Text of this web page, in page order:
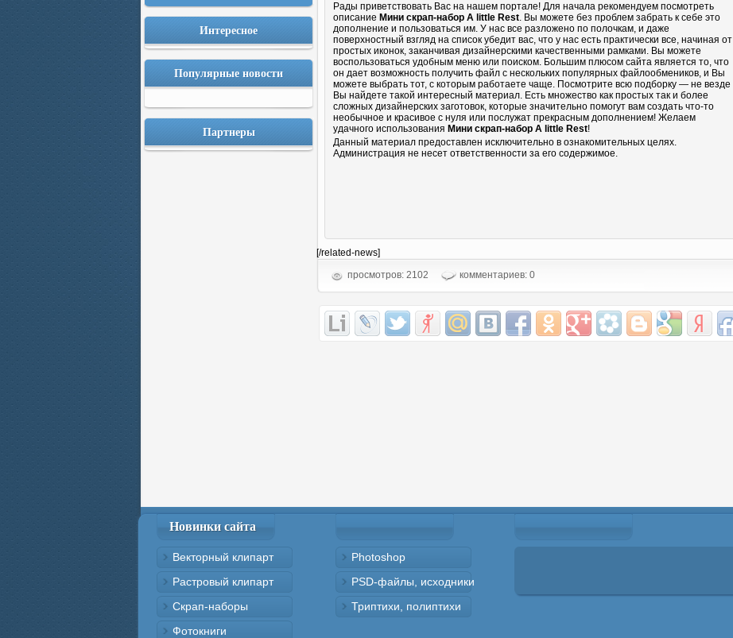
Интересное
Популярные новости
Партнеры
Рады приветствовать Вас на нашем портале! Для начала рекомендуем посмотреть
описание Мини скрап-набор A little Rest. Вы можете без проблем забрать к себе это
дополнение и пользоваться им. У нас все разложено по полочкам, и даже
поверхностный взгляд на список убедит вас, что у нас есть практически все, начиная от
простых иконок, заканчивая дизайнерскими качественными рамками. Вы можете
воспользоваться удобным меню или поиском. Большим плюсом сайта является то, что
он дает возможность получить файл с нескольких популярных файлообмеников, и Вы
можете выбрать тот, с которым работаете чаще. Посмотрите всю подборку — не везде
Вы найдете такой интересный материал. Есть множество как простых так и более
сложных дизайнерских заготовок, которые значительно помогут вам создать что-то
необычное и красивое с нуля или послужат прекрасным дополнением! Желаем
удачного использования Мини скрап-набор A little Rest!
Данный материал предоставлен исключительно в ознакомительных целях.
Администрация не несет ответственности за его содержимое.
[/related-news]
просмотров: 2102
комментариев: 0
Новинки сайта
Векторный клипарт
Растровый клипарт
Скрап-наборы
Фотокниги
Photoshop
PSD-файлы, исходники
Триптихи, полиптихи